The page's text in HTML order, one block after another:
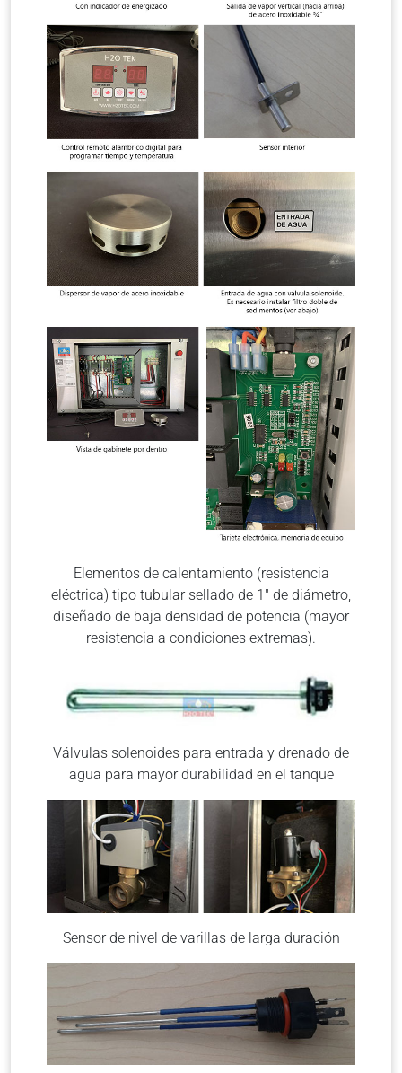
Elementos de calentamiento (resistencia
eléctrica) tipo tubular sellado de 1″ de diámetro,
diseñado de baja densidad de potencia (mayor
resistencia a condiciones extremas).
Válvulas solenoides para entrada y drenado de
agua para mayor durabilidad en el tanque
Sensor de nivel de varillas de larga duración